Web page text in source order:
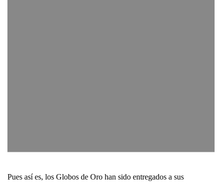
Pues así es, los Globos de Oro han sido entregados a sus